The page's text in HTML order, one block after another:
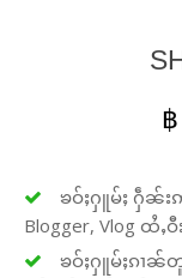
฿
ၶဝ်ႈႁူမ်ႈ ႁဵၼ်း
Blogger, Vlog ထႆ
ၶဝ်ႈႁူမ်ႈၵၢၼ်